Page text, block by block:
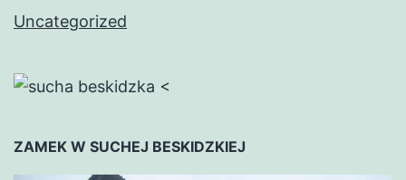
Uncategorized
<
ZAMEK W SUCHEJ BESKIDZKIEJ